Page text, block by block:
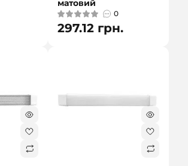
матовий
0
297.12 грн.